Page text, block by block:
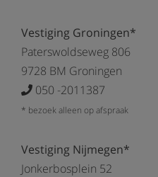
Vestiging Groningen*
Paterswoldseweg 806
9728 BM Groningen
050 -2011387
* bezoek alleen op afspraak
Vestiging Nijmegen*
Jonkerbosplein 52